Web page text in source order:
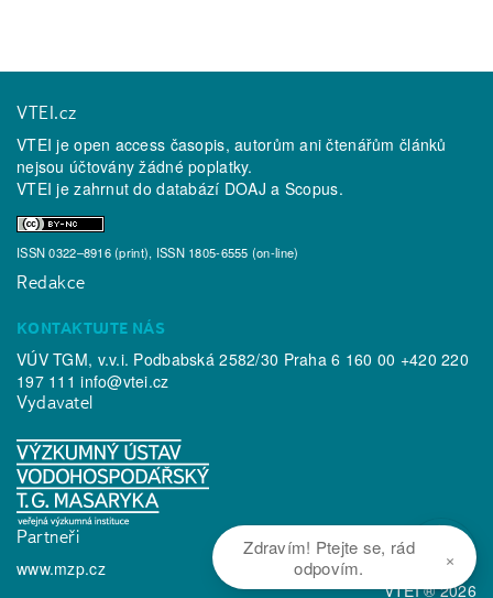
VTEI.cz
VTEI je open access časopis, autorům ani čtenářům článků
nejsou účtovány žádné poplatky.
VTEI je zahrnut do databází DOAJ a Scopus.
ISSN 0322–8916 (print), ISSN 1805-6555 (on-line)
Redakce
KONTAKTUJTE NÁS
VÚV TGM, v.v.i. Podbabská 2582/30 Praha 6 160 00 +420 220
197 111info@vtei.cz
Vydavatel
Partneři
www.mzp.cz
VTEI ® 2026
Zdravím! Ptejte se, rád
odpovím.
×